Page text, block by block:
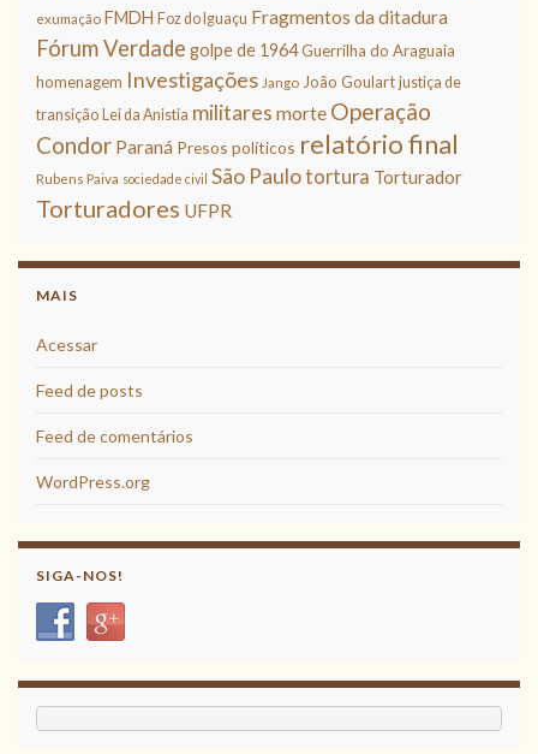
exumação FMDH Foz do Iguaçu Fragmentos da ditadura
Fórum Verdade golpe de 1964Guerrilha do Araguaia
homenagem Investigações Jango João Goulart justiça de
transição
Lei da Anistia militares morte Operação
Condor Paraná Presos políticos relatório final
Rubens Paiva sociedade civil São Paulotortura Torturador
Torturadores UFPR
MAIS
Acessar
Feed de posts
Feed de comentários
WordPress.org
SIGA-NOS!